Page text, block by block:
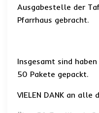
Ausgabestelle der
Pfarrhaus gebracht.
Insgesamt sind
50 Pakete gepackt.
VIELEN DANK an